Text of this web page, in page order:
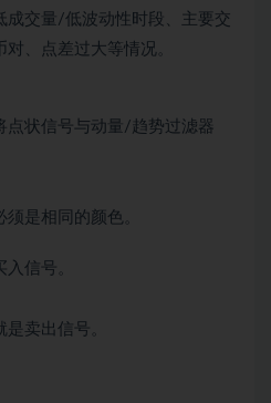
成交量/低波动性时段、主要交
、点差过大等情况。
点状信号与动量/趋势过滤器
是相同的颜色。
信号。
卖出信号。